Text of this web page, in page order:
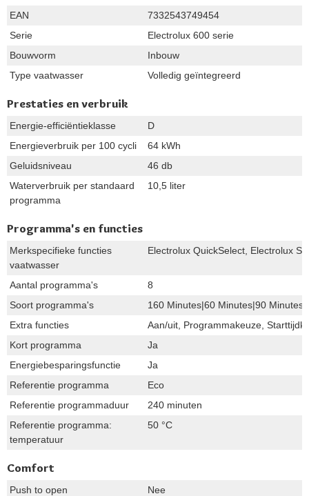
EAN
7332543749454
Serie
Electrolux 600 serie
Bouwvorm
Inbouw
Type vaatwasser
Volledig geïntegreerd
Prestaties en verbruik
Energie-efficiëntieklasse
D
Energieverbruik per 100 cycli
64 kWh
Geluidsniveau
46 db
Waterverbruik per standaard
programma
10,5 liter
Programma's en functies
Merkspecifieke functies
vaatwasser
Electrolux QuickSelect, Electrolux
Aantal programma's
8
Soort programma's
160 Minutes|60 Minutes|90
Extra functies
Aan/uit, Programmakeuze,
Kort programma
Ja
Energiebesparingsfunctie
Ja
Referentie programma
Eco
Referentie programmaduur
240 minuten
Referentie programma:
temperatuur
50 °C
Comfort
Push to open
Nee